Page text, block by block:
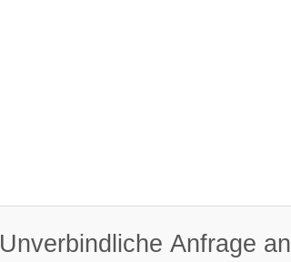
Unverbindliche Anfrage an